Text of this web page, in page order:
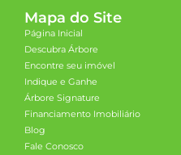
Mapa do Site
Página Inicial
Descubra Árbore
Encontre seu imóvel
Indique e Ganhe
Árbore Signature
Financiamento Imobiliário
Blog
Fale Conosco